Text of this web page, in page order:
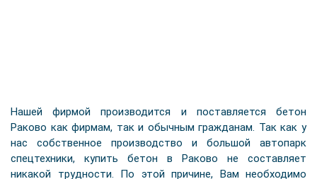
Нашей фирмой производится и поставляется бетон
Раково как фирмам, так и обычным гражданам. Так как у
нас собственное производство и большой автопарк
спецтехники, купить бетон в Раково не составляет
никакой трудности. По этой причине, Вам необходимо